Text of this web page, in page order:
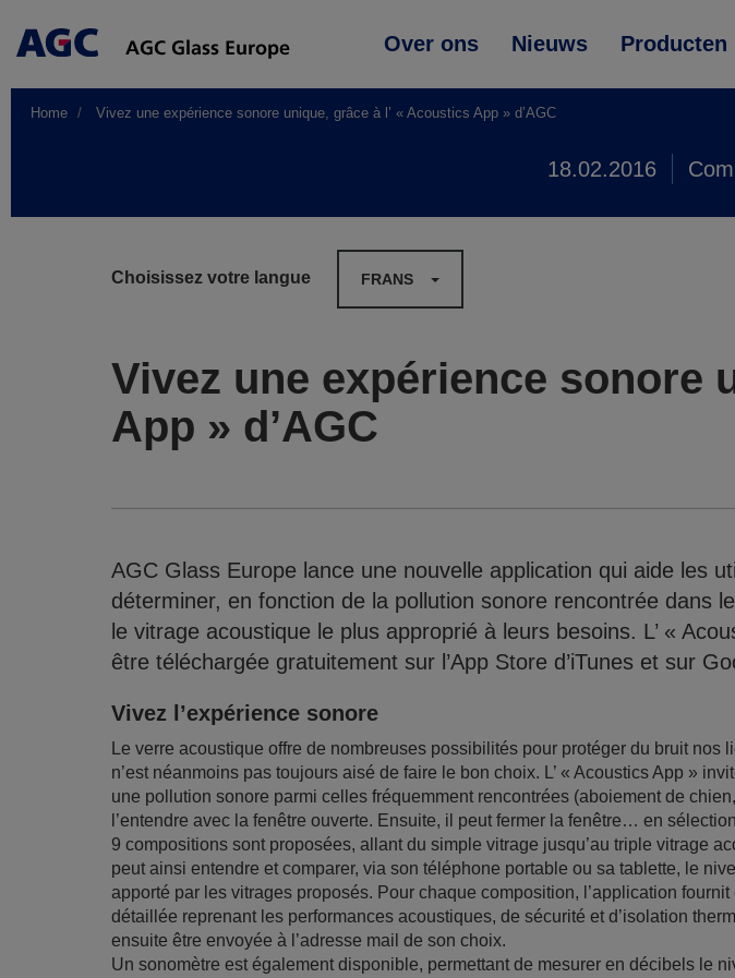
Main
Over ons Nieuws Producten
Home Vivez une expérience sonore unique, grâce à l’ « Acoustics App » d’AGC
18.02.2016
Choisissez votre langue FRANS
Vivez une expérience sonore
App » d’AGC
AGC Glass Europe lance une nouvelle application qui aide les
déterminer, en fonction de la pollution sonore rencontrée dans
le vitrage acoustique le plus approprié à leurs besoins. L’ «
être téléchargée gratuitement sur l’App Store d’iTunes et sur
Vivez l’expérience sonore
Le verre acoustique offre de nombreuses possibilités pour protéger du bruit nos
n’est néanmoins pas toujours aisé de faire le bon choix. L’ « Acoustics App »
une pollution sonore parmi celles fréquemment rencontrées (aboiement de
l’entendre avec la fenêtre ouverte. Ensuite, il peut fermer la fenêtre… en
9 compositions sont proposées, allant du simple vitrage jusqu’au triple vitrage
peut ainsi entendre et comparer, via son téléphone portable ou sa tablette, le
apporté par les vitrages proposés. Pour chaque composition, l’application
détaillée reprenant les performances acoustiques, de sécurité et d’isolation
ensuite être envoyée à l’adresse mail de son choix.
Un sonomètre est également disponible, permettant de mesurer en décibels le